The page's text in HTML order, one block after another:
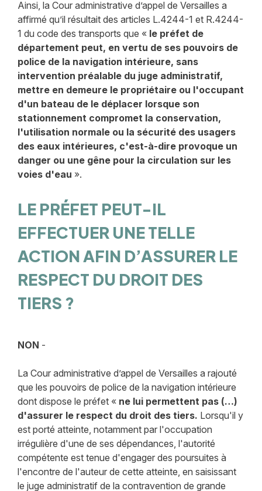
Ainsi, la Cour administrative d’appel de Versailles a
affirmé qu’il résultait des articles L.4244-1 et R.4244-
1 du code des transports que « le préfet de
département peut, en vertu de ses pouvoirs de
police de la navigation intérieure, sans
intervention préalable du juge administratif,
mettre en demeure le propriétaire ou l'occupant
d'un bateau de le déplacer lorsque son
stationnement compromet la conservation,
l'utilisation normale ou la sécurité des usagers
des eaux intérieures, c'est-à-dire provoque un
danger ou une gêne pour la circulation sur les
voies d'eau ».
LE PRÉFET PEUT-IL
EFFECTUER UNE TELLE
ACTION AFIN D’ASSURER LE
RESPECT DU DROIT DES
TIERS ?
NON -
La Cour administrative d’appel de Versailles a rajouté
que les pouvoirs de police de la navigation intérieure
dont dispose le préfet « ne lui permettent pas (…)
d'assurer le respect du droit des tiers. Lorsqu'il y
est porté atteinte, notamment par l'occupation
irrégulière d'une de ses dépendances, l'autorité
compétente est tenue d'engager des poursuites à
l'encontre de l'auteur de cette atteinte, en saisissant
le juge administratif de la contravention de grande